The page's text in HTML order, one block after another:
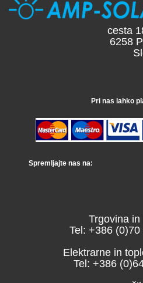
cesta
6258
Pri nas lahko
Spremljajte nas na:
Trgovina in
Tel: +386
Elektrarne in
Tel: +386